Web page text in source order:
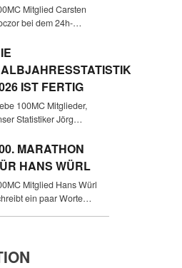
Mitglied Carsten
bei dem 24h-…
IST FERTIG
100MC Mitglieder,
Statistiker Jörg…
MARATHON
HANS WÜRL
Mitglied Hans Würl
ein paar Worte…